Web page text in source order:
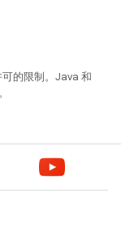
的限制。Java 和